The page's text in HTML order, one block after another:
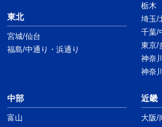
東北
宮城/仙台
福島/中通り・浜通り
栃木
埼玉/
千葉/
東京/
神奈
神奈
中部
富山
近畿
大阪/